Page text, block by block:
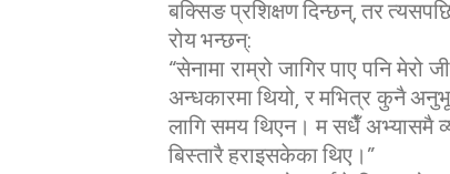
बक्सिङ प्रशिक्षण दिन्छन्, तर
रोय भन्छन्:
“सेनामा राम्रो जागिर पाए पनि
अन्धकारमा थियो, र मभित्र कुनै
लागि समय थिएन। म सधैँ अभ्यासमै
बिस्तारै हराइसकेका थिए।”